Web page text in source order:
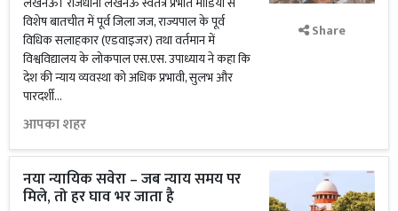
विशेष बातचीत में पूर्व जिला जज, राज्यपाल के पूर्व
विधिक सलाहकार (एडवाइजर) तथा वर्तमान में
विश्वविद्यालय के लोकपाल एस.एस. उपाध्याय ने कहा कि
देश की न्याय व्यवस्था को अधिक प्रभावी, सुलभ और
पारदर्शी...
आपका शहर
Share
नया न्यायिक सवेरा – जब न्याय समय पर
मिले, तो हर घाव भर जाता है